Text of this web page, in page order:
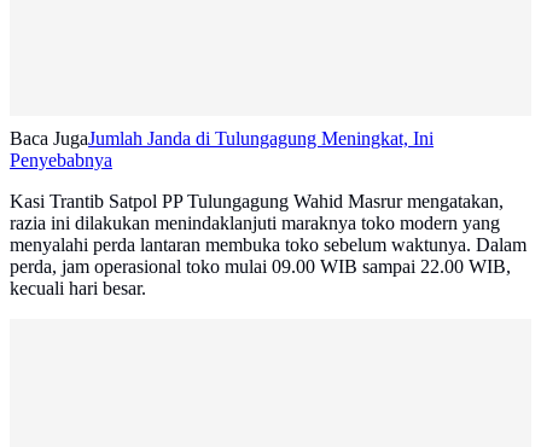
Baca JugaJumlah Janda di Tulungagung Meningkat, Ini
Penyebabnya
Kasi Trantib Satpol PP Tulungagung Wahid Masrur mengatakan,
razia ini dilakukan menindaklanjuti maraknya toko modern yang
menyalahi perda lantaran membuka toko sebelum waktunya. Dalam
perda, jam operasional toko mulai 09.00 WIB sampai 22.00 WIB,
kecuali hari besar.